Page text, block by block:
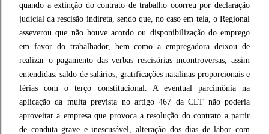
quando a extinção do contrato de trabalho ocorreu por declaração
judicial da rescisão indireta, sendo que, no caso em tela, o Regional
asseverou que não houve acordo ou disponibilização do emprego
em favor do trabalhador, bem como a empregadora deixou de
realizar o pagamento das verbas rescisórias incontroversas, assim
entendidas: saldo de salários, gratificações natalinas proporcionais e
férias com o terço constitucional. A eventual parcimônia na
aplicação da multa prevista no artigo 467 da CLT não poderia
aproveitar a empresa que provoca a resolução do contrato a partir
de conduta grave e inescusável, alteração dos dias de labor com